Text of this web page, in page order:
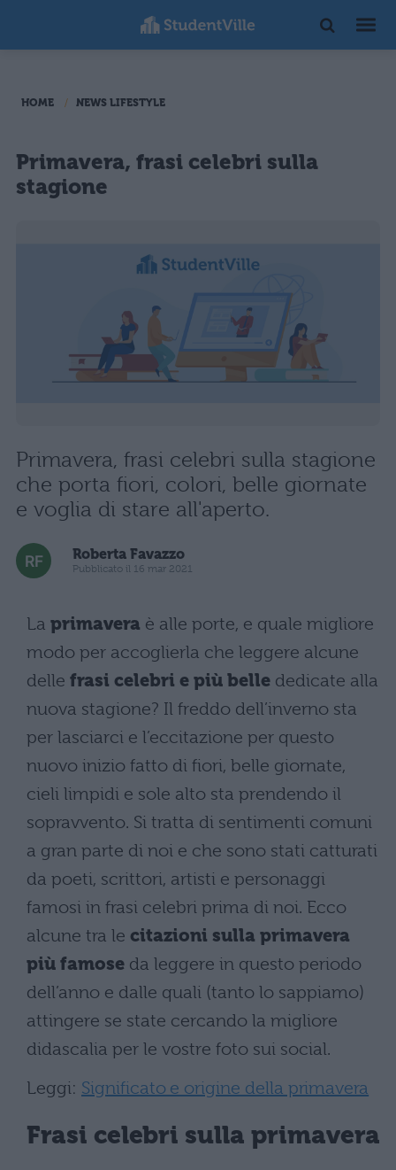
HOME NEWS LIFESTYLE
Primavera, frasi celebri sulla
stagione
Primavera, frasi celebri sulla stagione
che porta fiori, colori, belle giornate
e voglia di stare all'aperto.
Roberta Favazzo
Pubblicato il 16 mar 2021
La primavera è alle porte, e quale migliore
modo per accoglierla che leggere alcune
delle frasi celebri e più belle dedicate alla
nuova stagione? Il freddo dell’inverno sta
per lasciarci e l’eccitazione per questo
nuovo inizio fatto di fiori, belle giornate,
cieli limpidi e sole alto sta prendendo il
sopravvento. Si tratta di sentimenti comuni
a gran parte di noi e che sono stati catturati
da poeti, scrittori, artisti e personaggi
famosi in frasi celebri prima di noi. Ecco
alcune tra le citazioni sulla primavera
più famose da leggere in questo periodo
dell’anno e dalle quali (tanto lo sappiamo)
attingere se state cercando la migliore
didascalia per le vostre foto sui social.
Leggi: Significato e origine della primavera
Frasi celebri sulla primavera